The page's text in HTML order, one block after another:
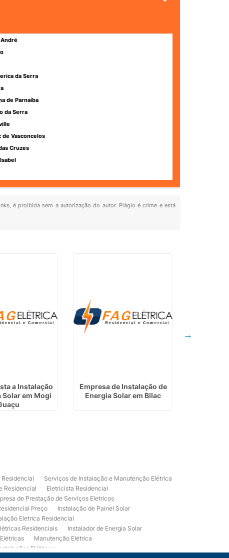
da Serra
de Parnaíba
da Serra
de Vasconcelos
Cruzes
é proibida sem a autorização do autor. Plágio é crime e está
a Instalação
Solar em Mogi
Empresa de Instalação de
Energia Solar em Bilac
Serviços de Instalação e Manutenção Elétrica
Residencial
Eletricista Residencial
de Prestação de Serviços Eletricos
Preço
Instalação de Painel Solar
Eletrica Residencial
Residenciais
Instalador de Energia Solar
Manutenção Elétrica
Elétricas